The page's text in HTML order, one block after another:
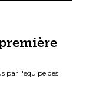
par l'équipe des